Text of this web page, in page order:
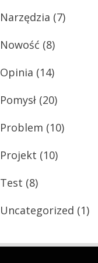
Narzędzia (7)
Nowość (8)
Opinia (14)
Pomysł (20)
Problem (10)
Projekt (10)
Test (8)
Uncategorized (1)